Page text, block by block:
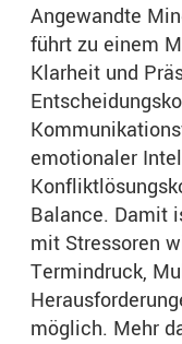
Angewandte
führt zu einem
Klarheit und
emotionaler
Balance. Damit
mit Stressoren
Termindruck,
möglich. Mehr